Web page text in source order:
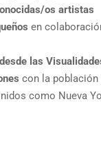
os artistas
en
las
con la población
como Nueva